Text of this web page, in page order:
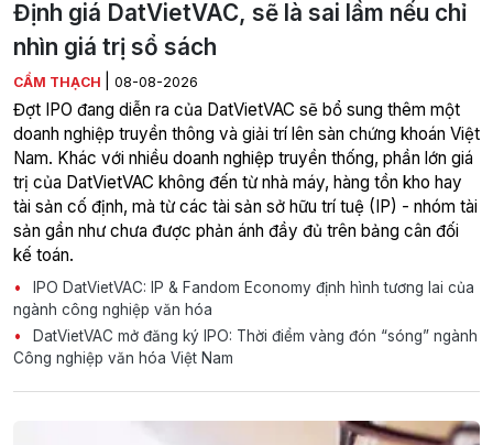
Định giá DatVietVAC, sẽ là sai lầm nếu chỉ
nhìn giá trị sổ sách
CẨM THẠCH 08-08-2026
Đợt IPO đang diễn ra của DatVietVAC sẽ bổ sung thêm một
doanh nghiệp truyền thông và giải trí lên sàn chứng khoán Việt
Nam. Khác với nhiều doanh nghiệp truyền thống, phần lớn giá
trị của DatVietVAC không đến từ nhà máy, hàng tồn kho hay
tài sản cố định, mà từ các tài sản sở hữu trí tuệ (IP) - nhóm tài
sản gần như chưa được phản ánh đầy đủ trên bảng cân đối
kế toán.
IPO DatVietVAC: IP & Fandom Economy định hình tương lai của
ngành công nghiệp văn hóa
DatVietVAC mở đăng ký IPO: Thời điểm vàng đón “sóng” ngành
Công nghiệp văn hóa Việt Nam